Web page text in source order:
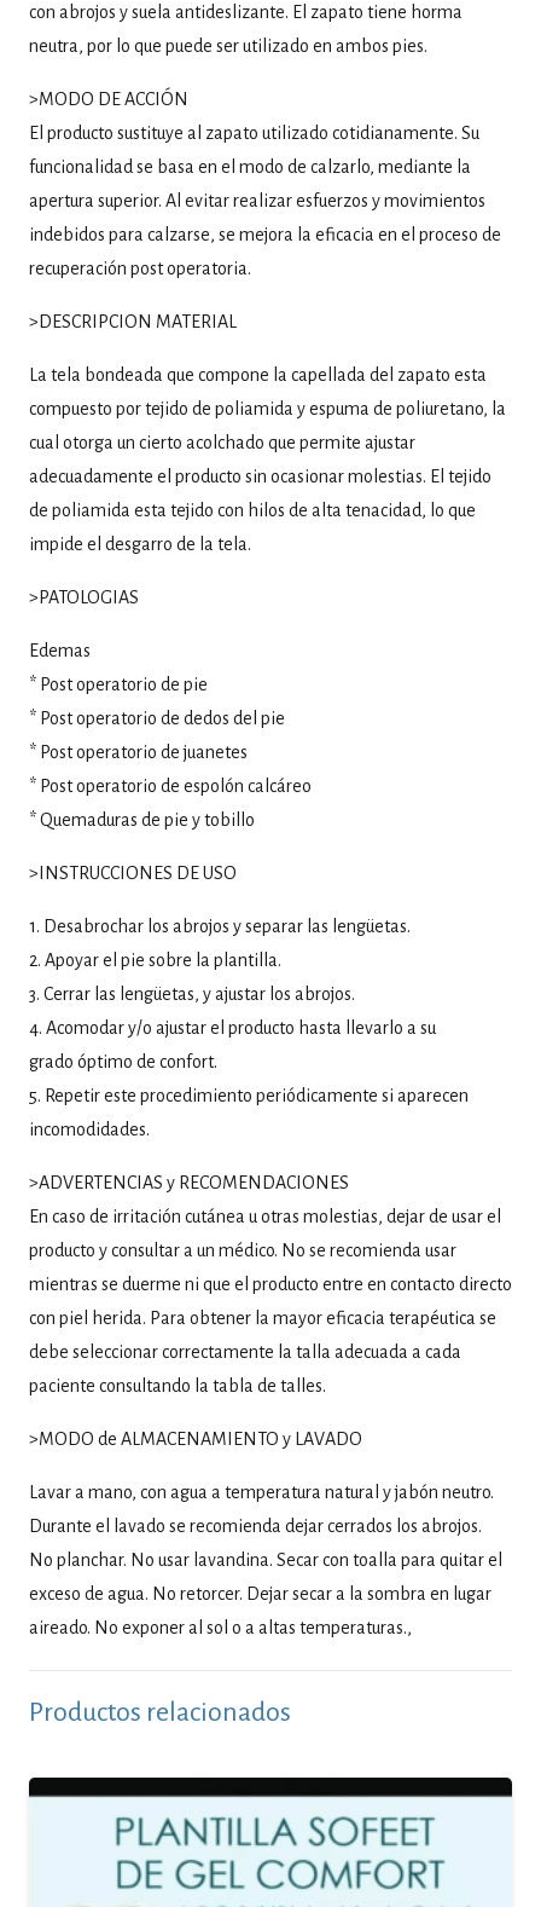
con abrojos y suela antideslizante. El zapato tiene horma
neutra, por lo que puede ser utilizado en ambos pies.
>MODO DE ACCIÓN
El producto sustituye al zapato utilizado cotidianamente. Su
funcionalidad se basa en el modo de calzarlo, mediante la
apertura superior. Al evitar realizar esfuerzos y movimientos
indebidos para calzarse, se mejora la eficacia en el proceso de
recuperación post operatoria.
>DESCRIPCION MATERIAL
La tela bondeada que compone la capellada del zapato esta
compuesto por tejido de poliamida y espuma de poliuretano, la
cual otorga un cierto acolchado que permite ajustar
adecuadamente el producto sin ocasionar molestias. El tejido
de poliamida esta tejido con hilos de alta tenacidad, lo que
impide el desgarro de la tela.
>PATOLOGIAS
Edemas
* Post operatorio de pie
* Post operatorio de dedos del pie
* Post operatorio de juanetes
* Post operatorio de espolón calcáreo
* Quemaduras de pie y tobillo
>INSTRUCCIONES DE USO
1. Desabrochar los abrojos y separar las lengüetas.
2. Apoyar el pie sobre la plantilla.
3. Cerrar las lengüetas, y ajustar los abrojos.
4. Acomodar y/o ajustar el producto hasta llevarlo a su
grado óptimo de confort.
5. Repetir este procedimiento periódicamente si aparecen
incomodidades.
>ADVERTENCIAS y RECOMENDACIONES
En caso de irritación cutánea u otras molestias, dejar de usar el
producto y consultar a un médico. No se recomienda usar
mientras se duerme ni que el producto entre en contacto directo
con piel herida. Para obtener la mayor eficacia terapéutica se
debe seleccionar correctamente la talla adecuada a cada
paciente consultando la tabla de talles.
>MODO de ALMACENAMIENTO y LAVADO
Lavar a mano, con agua a temperatura natural y jabón neutro.
Durante el lavado se recomienda dejar cerrados los abrojos.
No planchar. No usar lavandina. Secar con toalla para quitar el
exceso de agua. No retorcer. Dejar secar a la sombra en lugar
aireado. No exponer al sol o a altas temperaturas.,
Productos relacionados